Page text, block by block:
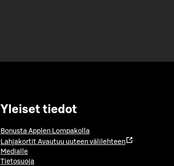
Yleiset tiedot
Bonusta Applen Lompakolla
Lahjakortit Avautuu uuteen välilehteen
Medialle
Tietosuoja